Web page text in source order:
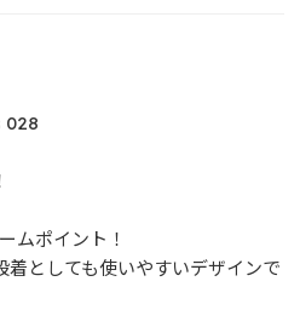
ムポイント！
着としても使いやすいデザインで